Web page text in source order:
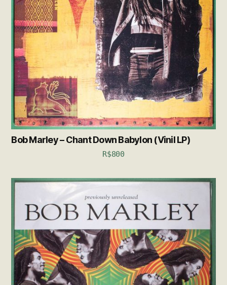
Bob Marley – Chant Down Babylon (Vinil LP)
R$800